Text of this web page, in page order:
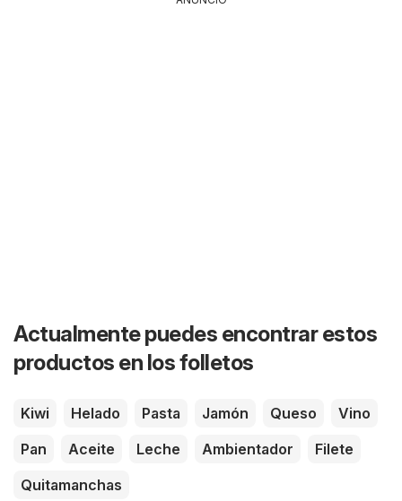
Actualmente puedes encontrar estos
productos en los folletos
Kiwi Helado Pasta Jamón Queso
Vino
Pan
Aceite Leche Ambientador
Filete
Quitamanchas